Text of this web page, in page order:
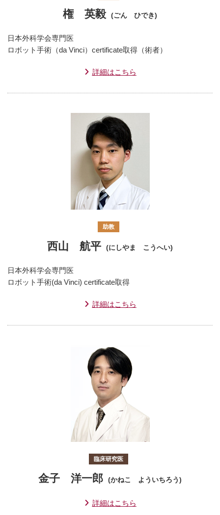
権 英毅 (ごん ひでき)
日本外科学会専門医
ロボット手術（da Vinci）certificate取得（術者）
詳細はこちら
助教
西山 航平 (にしやま こうへい)
日本外科学会専門医
ロボット手術(da Vinci) certificate取得
詳細はこちら
臨床研究医
金子 洋一郎 (かねこ よういちろう)
詳細はこちら